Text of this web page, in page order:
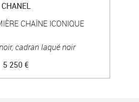
CHANEL
CHAÎNE ICONIQUE
cadran laqué noir
5 250 €